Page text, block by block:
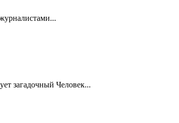
загадочный Человек...